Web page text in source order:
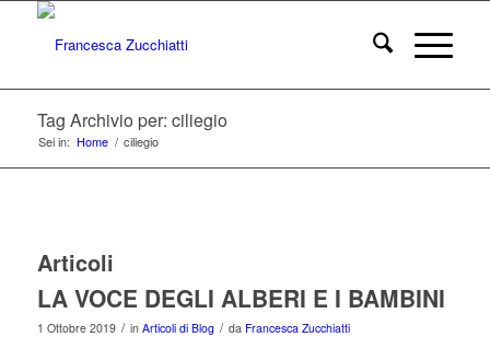
Tag Archivio per: ciliegio
Sei in: Home / ciliegio
Articoli
LA VOCE DEGLI ALBERI E I BAMBINI
1 Ottobre 2019 / in Articoli di Blog / da Francesca Zucchiatti